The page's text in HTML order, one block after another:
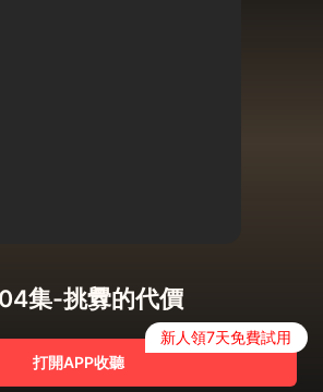
集-挑釁的代價
打開APP收聽
新人領7天免費試用